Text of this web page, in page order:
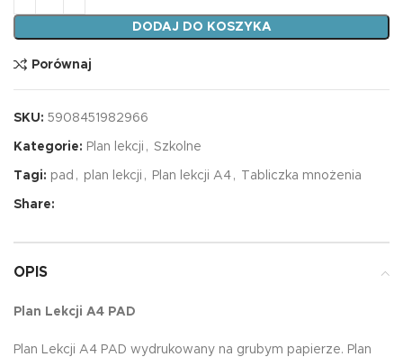
DODAJ DO KOSZYKA
Porównaj
SKU: 5908451982966
Kategorie: Plan lekcji , Szkolne
Tagi: pad , plan lekcji , Plan lekcji A4 , Tabliczka mnożenia
Share:
OPIS
Plan Lekcji A4 PAD
Plan Lekcji A4 PAD wydrukowany na grubym papierze. Plan